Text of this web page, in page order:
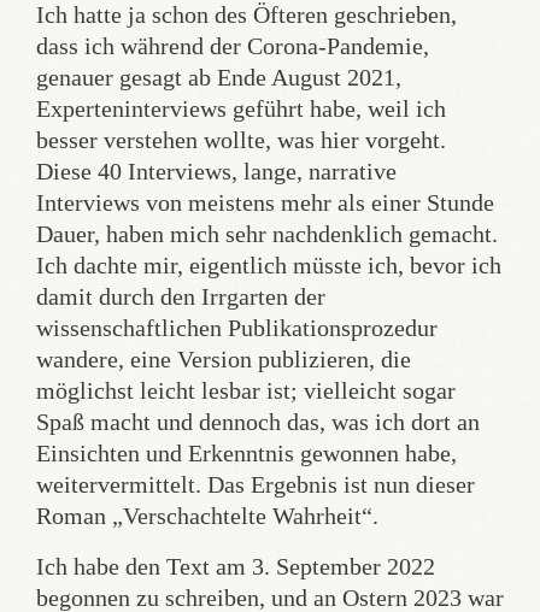
Ich hatte ja schon des Öfteren geschrieben,
dass ich während der Corona-Pandemie,
genauer gesagt ab Ende August 2021,
Experteninterviews geführt habe, weil ich
besser verstehen wollte, was hier vorgeht.
Diese 40 Interviews, lange, narrative
Interviews von meistens mehr als einer Stunde
Dauer, haben mich sehr nachdenklich gemacht.
Ich dachte mir, eigentlich müsste ich, bevor ich
damit durch den Irrgarten der
wissenschaftlichen Publikationsprozedur
wandere, eine Version publizieren, die
möglichst leicht lesbar ist; vielleicht sogar
Spaß macht und dennoch das, was ich dort an
Einsichten und Erkenntnis gewonnen habe,
weitervermittelt. Das Ergebnis ist nun dieser
Roman „Verschachtelte Wahrheit“.
Ich habe den Text am 3. September 2022
begonnen zu schreiben, und an Ostern 2023 war